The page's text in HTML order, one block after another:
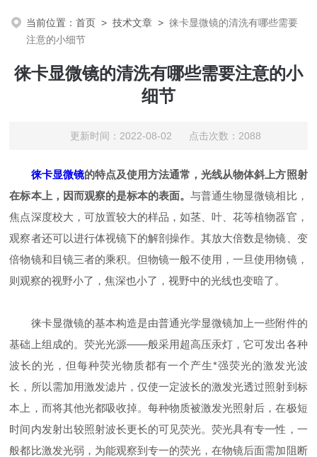
当前位置：首页 >技术文章 >徕卡显微镜的清洗有哪些需要
注意的小细节
徕卡显微镜的清洗有哪些需要注意的小
细节
更新时间：2022-08-02 点击次数：2088
徕卡显微镜的特点及使用方法通常，光线从物体斜上方照射
在标本上，因而观察的是标本的表面。与普通生物显微镜相比，
焦点深度校大，可放置较大的样品，如茎、叶、花等植物器官，
观察者还可以进行体视镜下的解剖操作。其放大倍数是物镜、变
倍物镜和目镜三者的乘积。但物镜一般不使用，一旦使用物镜，
则观察的视野小了，焦深也小了，视野中的光线也变暗了。
徕卡显微镜的基本构造是由普通光学显微镜加上一些附件的
基础上组成的。荧光光源——般采用超高压汞灯，它可发出各种
波长的光，但每种荧光物质都有一个产生*强荧光的激发光波
长，所以需加用激发滤片，仅使一定波长的激发光透过照射到标
本上，而将其他光都吸收掉。每种物质被激发光照射后，在极短
时间内发射出较照射波长更长的可见荧光。荧光具有专一性，一
般都比激发光弱，为能观察到专一的荧光，在物镜后面需加阻断